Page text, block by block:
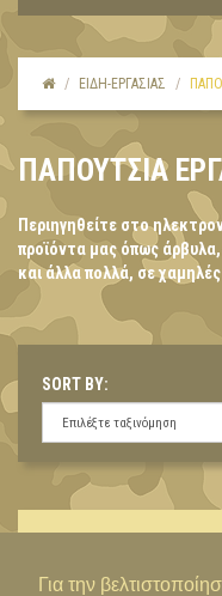
Για την
ΕΙΔΗ-ΕΡΓΑΣΙΑΣ
ΠΑΠΟΥΤΣΙΑ
Περιηγηθείτε στο
προϊόντα μας όπως
και άλλα πολλά, σε
SORT BY: